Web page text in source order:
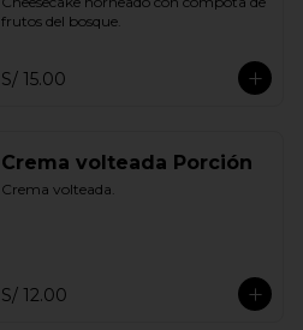
frutos del bosque.
S/ 15.00
Crema volteada Porción
Crema volteada.
S/ 12.00